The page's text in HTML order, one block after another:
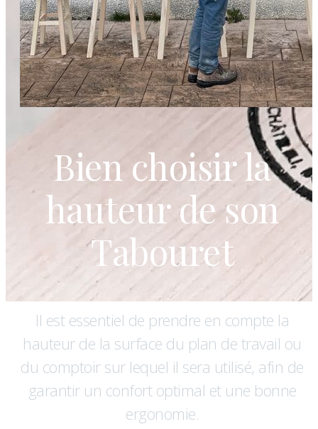
Bien choisir la
hauteur de son
Tabouret
Il est essentiel de prendre en compte la
hauteur de la surface du plan de travail ou
du comptoir sur lequel il sera utilisé, afin de
garantir un confort optimal et une bonne
ergonomie.